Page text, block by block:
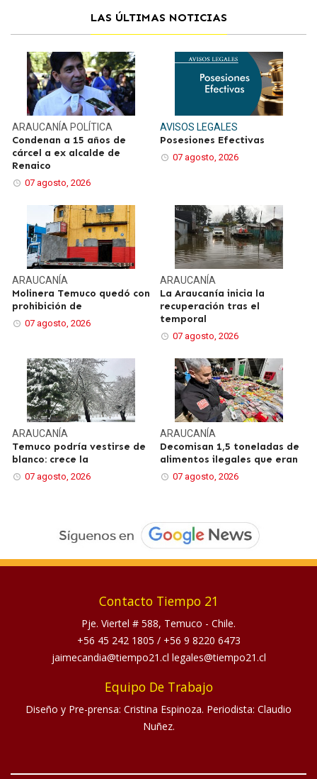
LAS ÚLTIMAS NOTICIAS
ARAUCANÍA POLÍTICA
Condenan a 15 años de
cárcel a ex alcalde de
Renaico
07 agosto, 2026
AVISOS LEGALES
Posesiones Efectivas
07 agosto, 2026
ARAUCANÍA
Molinera Temuco quedó con
prohibición de
07 agosto, 2026
ARAUCANÍA
La Araucanía inicia la
recuperación tras el
temporal
07 agosto, 2026
ARAUCANÍA
Temuco podría vestirse de
blanco: crece la
07 agosto, 2026
ARAUCANÍA
Decomisan 1,5 toneladas de
alimentos ilegales que eran
07 agosto, 2026
Contacto Tiempo 21
Pje. Viertel # 588, Temuco - Chile.
+56 45 242 1805 / +56 9 8220 6473
jaimecandia@tiempo21.cl legales@tiempo21.cl
Equipo De Trabajo
Diseño y Pre-prensa: Cristina Espinoza. Periodista: Claudio
Nuñez.